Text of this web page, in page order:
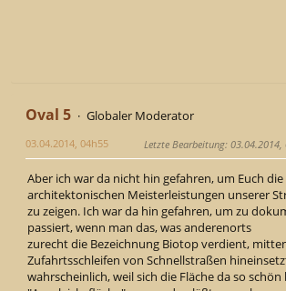
Oval 5
Globaler Moderator
03.04.2014, 04h55 Letzte Bearbeitung: 03.04.2014,
Aber ich war da nicht hin gefahren, um Euch die
architektonischen Meisterleistungen unserer
zu zeigen. Ich war da hin gefahren, um zu
passiert, wenn man das, was anderenorts
zurecht die Bezeichnung Biotop verdient,
Zufahrtsschleifen von Schnellstraßen
wahrscheinlich, weil sich die Fläche da so schön